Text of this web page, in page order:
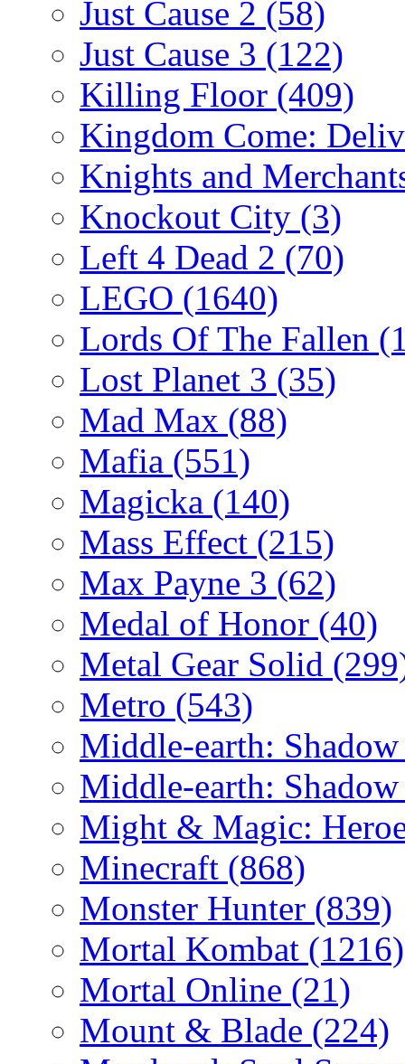
Just Cause 2 (58)
Just Cause 3 (122)
Killing Floor (409)
Kingdom Come:
Knights and
Knockout City (3)
Left 4 Dead 2 (70)
LEGO (1640)
Lords Of The Fallen
Lost Planet 3 (35)
Mad Max (88)
Mafia (551)
Magicka (140)
Mass Effect (215)
Max Payne 3 (62)
Medal of Honor (40)
Metal Gear Solid
Metro (543)
Middle-earth:
Middle-earth:
Might & Magic:
Minecraft (868)
Monster Hunter (839)
Mortal Kombat (1216)
Mortal Online (21)
Mount & Blade (224)